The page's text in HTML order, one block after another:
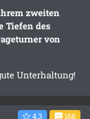
zweiten
Tiefen des
von
Unterhaltung!
4.3 166